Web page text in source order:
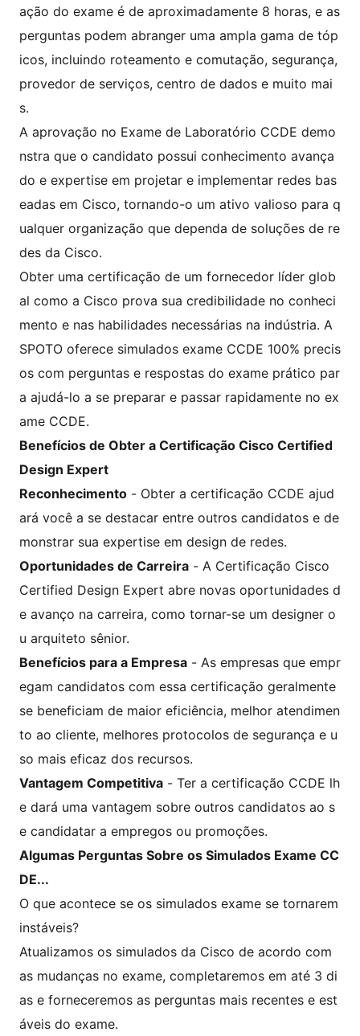
ação do exame é de aproximadamente 8 horas, e as
perguntas podem abranger uma ampla gama de tóp
icos, incluindo roteamento e comutação, segurança,
provedor de serviços, centro de dados e muito mai
s.
A aprovação no Exame de Laboratório CCDE demo
nstra que o candidato possui conhecimento avança
do e expertise em projetar e implementar redes bas
eadas em Cisco, tornando-o um ativo valioso para q
ualquer organização que dependa de soluções de re
des da Cisco.
Obter uma certificação de um fornecedor líder glob
al como a Cisco prova sua credibilidade no conheci
mento e nas habilidades necessárias na indústria. A
SPOTO oferece simulados exame CCDE 100% precis
os com perguntas e respostas do exame prático par
a ajudá-lo a se preparar e passar rapidamente no ex
ame CCDE.
Benefícios de Obter a Certificação Cisco Certified
Design Expert
Reconhecimento - Obter a certificação CCDE ajud
ará você a se destacar entre outros candidatos e de
monstrar sua expertise em design de redes.
Oportunidades de Carreira - A Certificação Cisco
Certified Design Expert abre novas oportunidades d
e avanço na carreira, como tornar-se um designer o
u arquiteto sênior.
Benefícios para a Empresa - As empresas que empr
egam candidatos com essa certificação geralmente
se beneficiam de maior eficiência, melhor atendimen
to ao cliente, melhores protocolos de segurança e u
so mais eficaz dos recursos.
Vantagem Competitiva - Ter a certificação CCDE lh
e dará uma vantagem sobre outros candidatos ao s
e candidatar a empregos ou promoções.
Algumas Perguntas Sobre os Simulados Exame CC
DE...
O que acontece se os simulados exame se tornarem
instáveis?
Atualizamos os simulados da Cisco de acordo com
as mudanças no exame, completaremos em até 3 di
as e forneceremos as perguntas mais recentes e est
áveis do exame.